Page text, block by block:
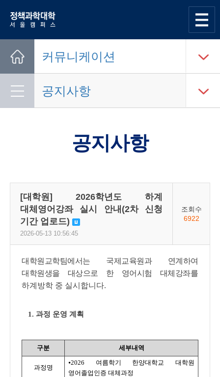
한양대학교
커뮤니케이션
공지사항
공지사항
[대학원] 2026학년도 하계
대체영어강좌 실시 안내(2차 신청
기간 업로드) 수정됨
2026-05-13 10:56:45
조회수
6922
대학원교학팀에서는 국제교육원과 연계하여
대학원생을 대상으로 한 영어시험 대체강좌를
하계방학 중 실시합니다.
1. 과정 운영 계획
구분 세부내역
과정명
⦁2026 여름학기 한양대학교 대학원
영어졸업인증 대체과정